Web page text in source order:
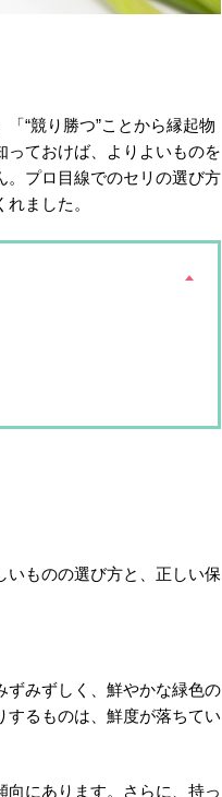
“競り勝つ”ことから縁起物
っておけば、よりよいものを
。プロ目線でのセリの選び方
ました。
いものの選び方と、正しい保
ずみずしく、鮮やかな緑色の
するものは、鮮度が落ちてい
にあります。さらに、持っ